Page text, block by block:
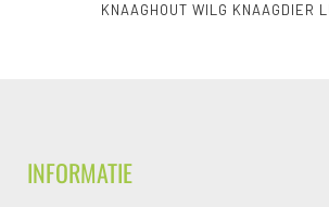
KNAAGHOUT WILG KNAAGDIER
INFORMATIE